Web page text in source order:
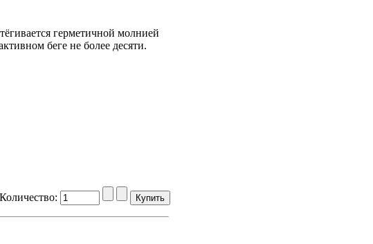
герметичной молнией
беге не более десяти.
Количество: